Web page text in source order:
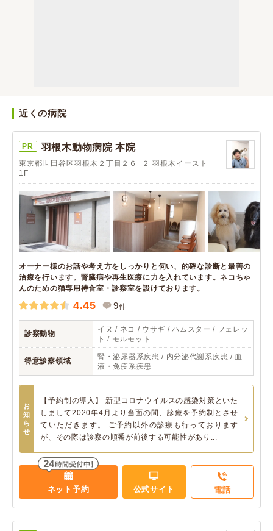
近くの病院
PR 羽根木動物病院 本院
東京都世田谷区羽根木２丁目２６−２ 羽根木イースト
1F
オーナー様のお話や考え方をしっかりと伺い、的確な診断と最善の
治療を行います。腎臓病や再生医療に力を入れています。ネコちゃ
んのための猫専用待合室・診察室を設けております。
4.45 9件
診察動物
イヌ / ネコ / ウサギ / ハムスター / フェレッ
ト / モルモット
得意診察領域
腎・泌尿器系疾患 / 内分泌代謝系疾患 / 血
液・免疫系疾患
お
知
ら
せ
【予約制の導入】 新型コロナウイルスの感染対策といた
しまして2020年4月より当面の間、診療を予約制とさせ
ていただきます。 ご予約以外の診療も行っております
が、その際は診察の順番が前後する可能性があり...
ネット予約 公式サイト 電話